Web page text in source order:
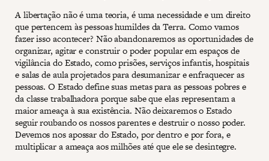
A libertação não é uma teoria, é uma necessidade e um direito
que pertencem às pessoas humildes da Terra. Como vamos
fazer isso acontecer? Não abandonaremos as oportunidades de
organizar, agitar e construir o poder popular em espaços de
vigilância do Estado, como prisões, serviços infantis, hospitais
e salas de aula projetados para desumanizar e enfraquecer as
pessoas. O Estado define suas metas para as pessoas pobres e
da classe trabalhadora porque sabe que elas representam a
maior ameaça à sua existência. Não deixaremos o Estado
seguir roubando os nossos parentes e destruir o nosso poder.
Devemos nos apossar do Estado, por dentro e por fora, e
multiplicar a ameaça aos milhões até que ele se desintegre.